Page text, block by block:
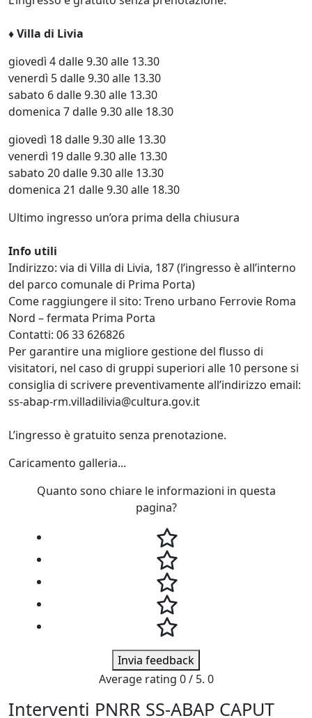
♦ Villa di Livia
giovedì 4 dalle 9.30 alle 13.30
venerdì 5 dalle 9.30 alle 13.30
sabato 6 dalle 9.30 alle 13.30
domenica 7 dalle 9.30 alle 18.30
giovedì 18 dalle 9.30 alle 13.30
venerdì 19 dalle 9.30 alle 13.30
sabato 20 dalle 9.30 alle 13.30
domenica 21 dalle 9.30 alle 18.30
Ultimo ingresso un’ora prima della chiusura
Info utili
Indirizzo: via di Villa di Livia, 187 (l’ingresso è all’interno
del parco comunale di Prima Porta)
Come raggiungere il sito: Treno urbano Ferrovie Roma
Nord – fermata Prima Porta
Contatti: 06 33 626826
Per garantire una migliore gestione del flusso di
visitatori, nel caso di gruppi superiori alle 10 persone si
consiglia di scrivere preventivamente all’indirizzo email:
ss-abap-rm.villadilivia@cultura.gov.it
L’ingresso è gratuito senza prenotazione.
Caricamento galleria...
Quanto sono chiare le informazioni in questa
pagina?
Invia feedback
Average rating 0/ 5. 0
Interventi PNRR SS-ABAP CAPUT